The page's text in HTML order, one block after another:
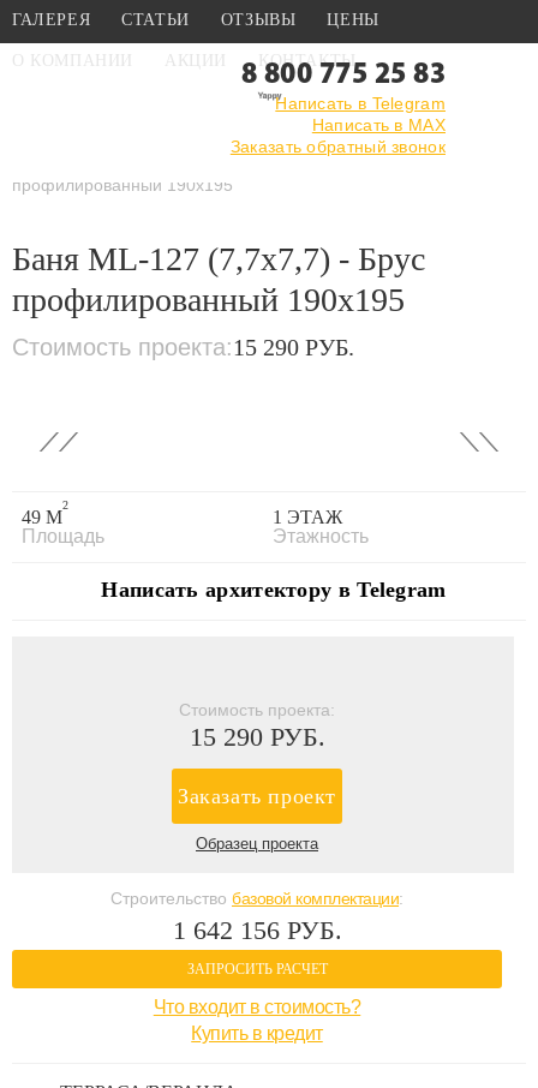
ГАЛЕРЕЯ СТАТЬИ ОТЗЫВЫ ЦЕНЫ
О КОМПАНИИ АКЦИИ КОНТАКТЫ
8 800 775 25 83
Написать в Telegram
Написать в MAX
Заказать обратный звонок
Проекты бань › Проекты бань из
профилированный 190x195
Баня ML-127 (7,7х7,7) - Брус
профилированный 190x195
Стоимость проекта:15 290 РУБ.
‹ ›
49 М
2
Площадь
1 ЭТАЖ
Этажность
Написать архитектору в Telegram
Стоимость проекта:
15 290 РУБ.
Заказать проект
Образец проекта
Строительство базовой комплектации:
1 642 156 РУБ.
ЗАПРОСИТЬ РАСЧЕТ
Что входит в стоимость?
Купить в кредит